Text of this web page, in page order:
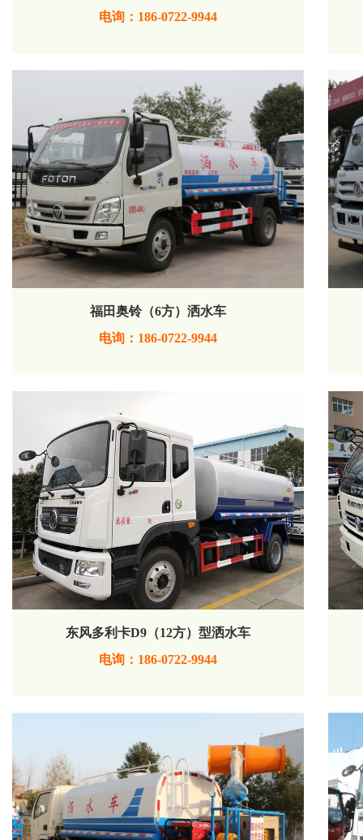
电询：186-0722-9944
福田奥铃（6方）洒水车
电询：186-0722-9944
东风多利卡D9（12方）型洒水车
电询：186-0722-9944